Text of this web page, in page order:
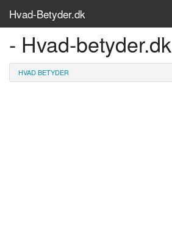
Hvad-Betyder.dk
Om siden
Søg...
- Hvad-betyder.dk
HVAD BETYDER